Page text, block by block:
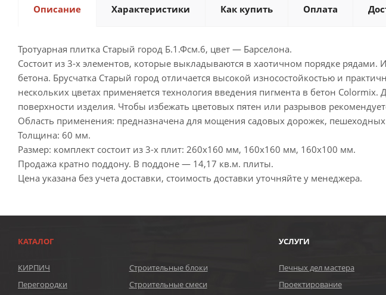
Описание Характеристики Как купить Оплата
Тротуарная плитка Старый город Б.1.Фсм.6, цвет — Барселона.
Состоит из 3-х элементов, которые выкладываются в хаотичном порядке рядами.
бетона. Брусчатка Старый город отличается высокой износостойкостью и
нескольких цветах применяется технология введения пигмента в бетон
поверхности изделия. Чтобы избежать цветовых пятен или разрывов
Область применения: предназначена для мощения садовых дорожек, пешеходных
Толщина: 60 мм.
Размер: комплект состоит из 3-х плит: 260х160 мм, 160х160 мм, 160х100 мм.
Продажа кратно поддону. В поддоне — 14,17 кв.м. плиты.
Цена указана без учета доставки, стоимость доставки уточняйте у менеджера.
КАТАЛОГ
КИРПИЧ
Строительные блоки
Перегородки
Строительные смеси
УСЛУГИ
Печных дел мастера
Проектирование